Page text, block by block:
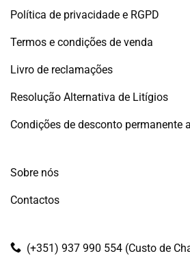
Política de privacidade e RGPD
Termos e condições de venda
Livro de reclamações
Resolução Alternativa de Litígios
Condições de desconto permanente
Sobre nós
Contactos
(+351) 937 990 554 (Custo de